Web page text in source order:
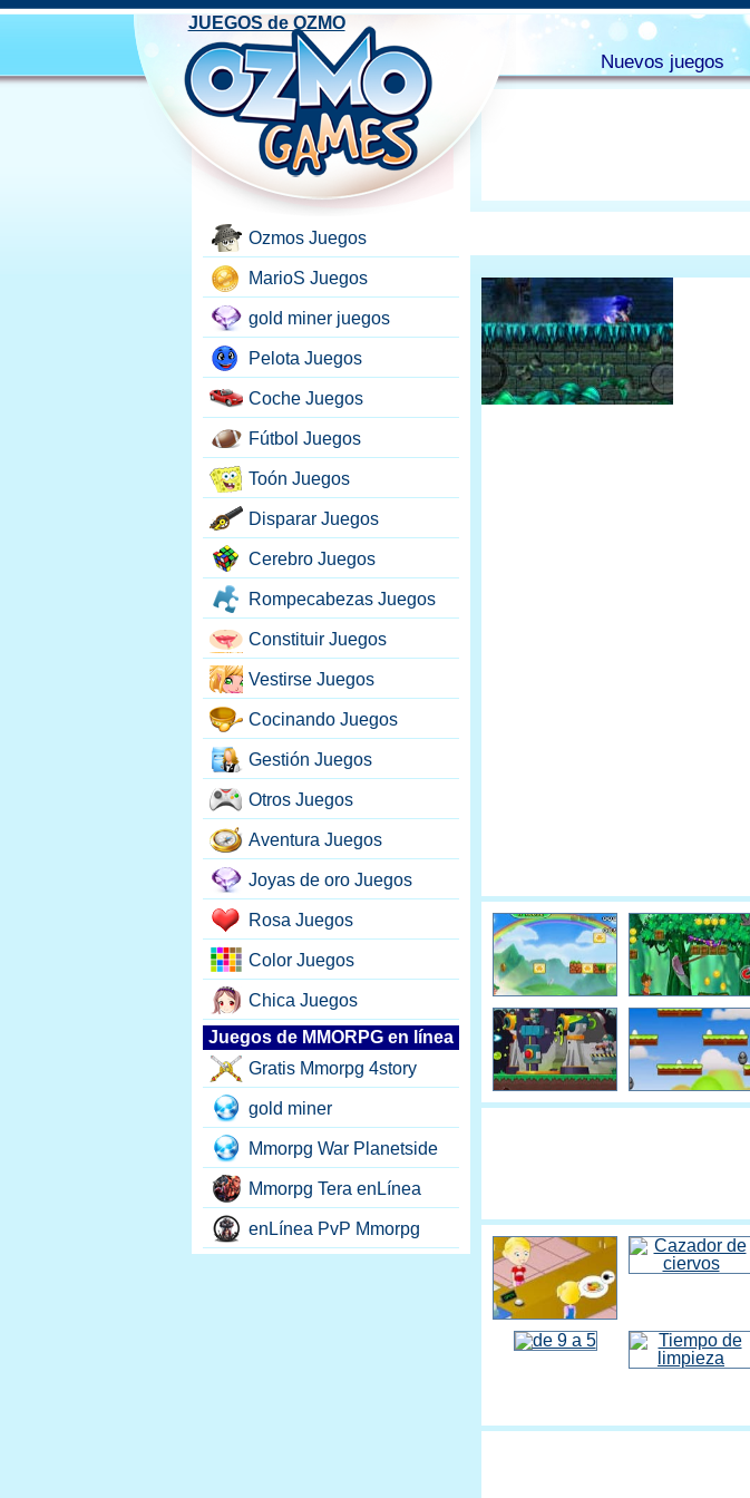
Ozmos Juegos
MarioS Juegos
gold miner juegos
Pelota Juegos
Coche Juegos
Fútbol Juegos
Toón Juegos
Disparar Juegos
Cerebro Juegos
Rompecabezas Juegos
Constituir Juegos
Vestirse Juegos
Cocinando Juegos
Gestión Juegos
Otros Juegos
Aventura Juegos
Joyas de oro Juegos
Rosa Juegos
Color Juegos
Chica Juegos
Juegos de MMORPG en línea
Gratis Mmorpg 4story
gold miner
Mmorpg War Planetside
Mmorpg Tera enLínea
enLínea PvP Mmorpg
JUEGOS de OZMO
Nuevos juegos